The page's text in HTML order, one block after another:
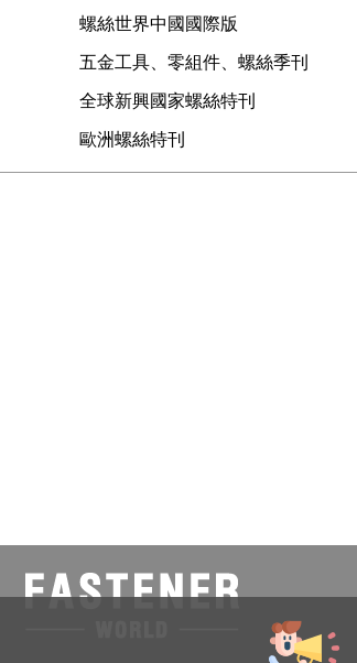
螺絲世界中國國際版
五金工具、零組件、螺絲季刊
全球新興國家螺絲特刊
歐洲螺絲特刊